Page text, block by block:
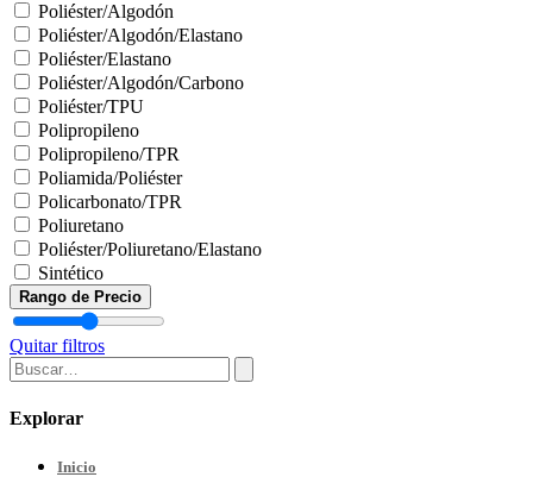
Poliéster/Algodón
Poliéster/Algodón/Elastano
Poliéster/Elastano
Poliéster/Algodón/Carbono
Poliéster/TPU
Polipropileno
Polipropileno/TPR
Poliamida/Poliéster
Policarbonato/TPR
Poliuretano
Poliéster/Poliuretano/Elastano
Sintético
Rango de Precio
Quitar filtros
Explorar
Inicio